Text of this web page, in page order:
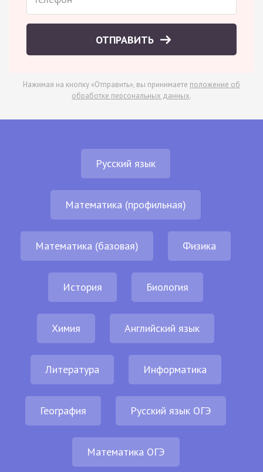
ОТПРАВИТЬ
Нажимая на кнопку «Отправить», вы принимаете положение об
обработке персональных данных.
Русский язык
Математика (профильная)
Математика (базовая) Физика
История Биология
Химия Английский язык
Литература Информатика
География Русский язык ОГЭ
Математика ОГЭ